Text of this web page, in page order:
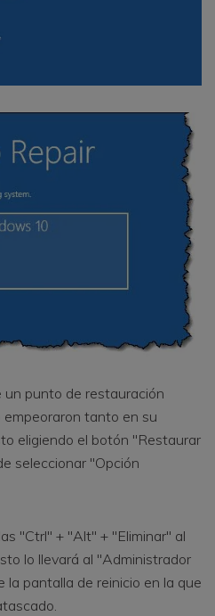
un punto de restauración
empeoraron tanto en su
eligiendo el botón "Restaurar
seleccionar "Opción
"Ctrl" + "Alt" + "Eliminar" al
lo llevará al "Administrador
la pantalla de reinicio en la que